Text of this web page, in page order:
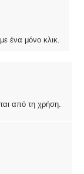
ένα μόνο κλικ.
από τη χρήση.